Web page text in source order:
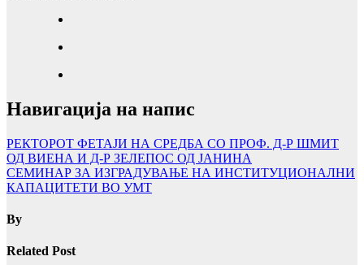
Навигација на напис
РЕКТОРОТ ФЕТАЈИ НА СРЕДБА СО ПРОФ. Д-Р ШМИТ
ОД ВИЕНА И Д-Р ЗЕЛЕПОС ОД ЈАНИНА
СЕМИНАР ЗА ИЗГРАДУВАЊЕ НА ИНСТИТУЦИОНАЛНИ
КАПАЦИТЕТИ ВО УMТ
By
Related Post